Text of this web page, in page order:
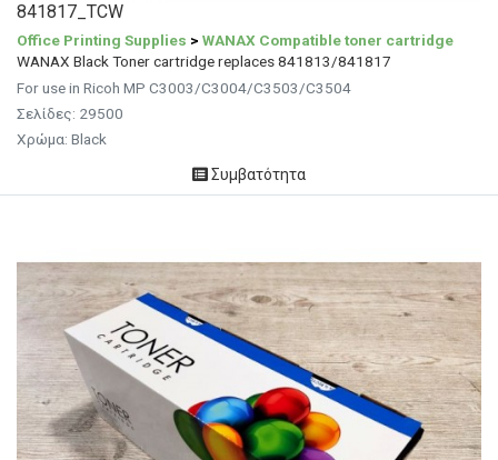
841817_TCW
Office Printing Supplies > WANAX Compatible toner cartridge
WANAX Black Toner cartridge replaces 841813/841817
For use in Ricoh MP C3003/C3004/C3503/C3504
Σελίδες: 29500
Χρώμα: Black
Συμβατότητα